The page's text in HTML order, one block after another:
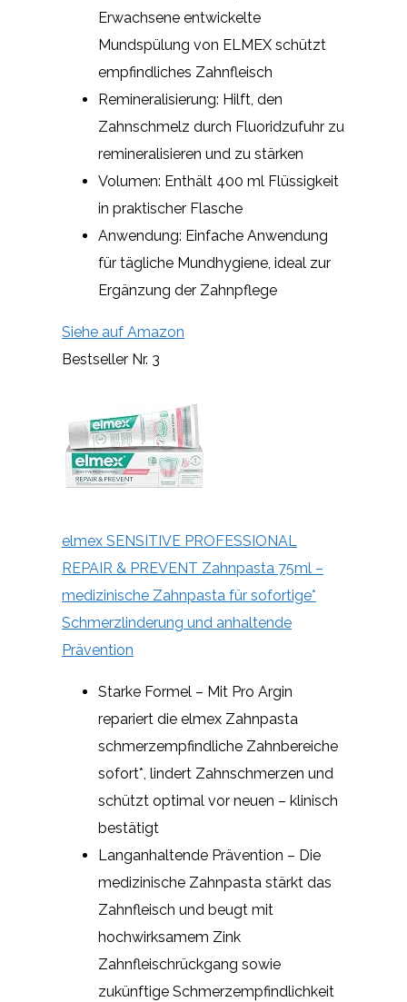
Erwachsene entwickelte
Mundspülung von ELMEX schützt
empfindliches Zahnfleisch
Remineralisierung: Hilft, den
Zahnschmelz durch Fluoridzufuhr zu
remineralisieren und zu stärken
Volumen: Enthält 400 ml Flüssigkeit
in praktischer Flasche
Anwendung: Einfache Anwendung
für tägliche Mundhygiene, ideal zur
Ergänzung der Zahnpflege
Siehe auf Amazon
Bestseller Nr. 3
elmex SENSITIVE PROFESSIONAL
REPAIR & PREVENT Zahnpasta 75ml –
medizinische Zahnpasta für sofortige*
Schmerzlinderung und anhaltende
Prävention
Starke Formel – Mit Pro Argin
repariert die elmex Zahnpasta
schmerzempfindliche Zahnbereiche
sofort*, lindert Zahnschmerzen und
schützt optimal vor neuen – klinisch
bestätigt
Langanhaltende Prävention – Die
medizinische Zahnpasta stärkt das
Zahnfleisch und beugt mit
hochwirksamem Zink
Zahnfleischrückgang sowie
zukünftige Schmerzempfindlichkeit